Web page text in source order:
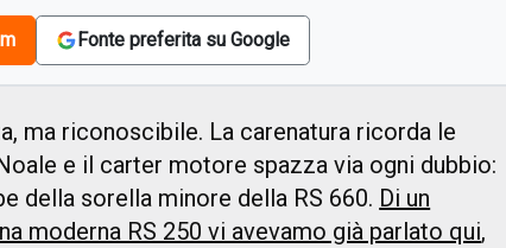
Fonte preferita su Google
ma riconoscibile. La carenatura ricorda le
e il carter motore spazza via ogni dubbio:
della sorella minore della RS 660. Di un
moderna RS 250 vi avevamo già parlato qui,